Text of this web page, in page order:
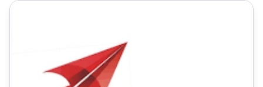
SolidTrustPay (champ personnalisé pour autres données)